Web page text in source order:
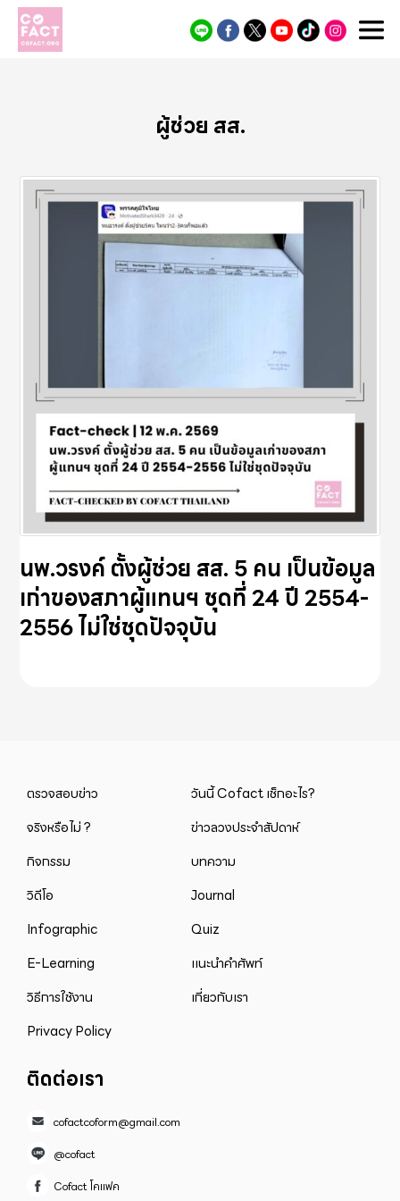
Cofact
ผู้ช่วย สส.
นพ.วรงค์ ตั้งผู้ช่วย สส. 5 คน เป็นข้อมูล
เก่าของสภาผู้แทนฯ ชุดที่ 24 ปี 2554-
2556 ไม่ใช่ชุดปัจจุบัน
ตรวจสอบข่าว
วันนี้ Cofact เช็กอะไร?
จริงหรือไม่ ?
ข่าวลวงประจำสัปดาห์
กิจกรรม
บทความ
วิดีโอ
Journal
Infographic
Quiz
E-Learning
แนะนำคำศัพท์
วิธีการใช้งาน
เกี่ยวกับเรา
Privacy Policy
ติดต่อเรา
cofactcoform@gmail.com
@cofact
Cofact โคแฟค